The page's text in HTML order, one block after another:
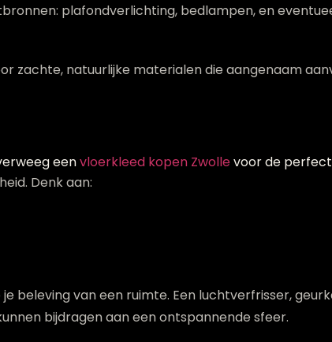
plafondverlichting, bedlampen, en
zachte, natuurlijke materialen die aangenaam
eenvloerkleed kopen Zwollevoor de
Denk aan:
beleving van een ruimte. Een luchtverfrisser,
bijdragen aan een ontspannende sfeer.